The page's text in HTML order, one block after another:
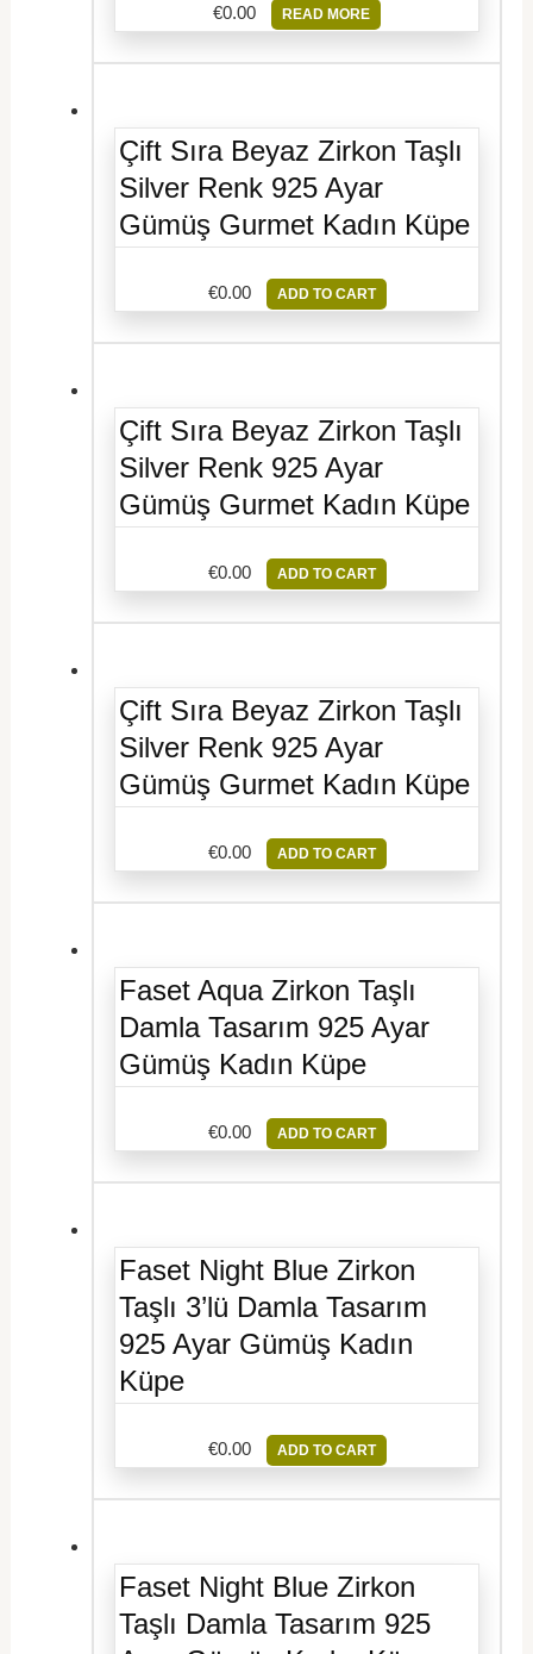
€0.00 READ MORE
Çift Sıra Beyaz Zirkon Taşlı
Silver Renk 925 Ayar
Gümüş Gurmet Kadın Küpe
€0.00 ADD TO CART
Çift Sıra Beyaz Zirkon Taşlı
Silver Renk 925 Ayar
Gümüş Gurmet Kadın Küpe
€0.00 ADD TO CART
Çift Sıra Beyaz Zirkon Taşlı
Silver Renk 925 Ayar
Gümüş Gurmet Kadın Küpe
€0.00 ADD TO CART
Faset Aqua Zirkon Taşlı
Damla Tasarım 925 Ayar
Gümüş Kadın Küpe
€0.00 ADD TO CART
Faset Night Blue Zirkon
Taşlı 3’lü Damla Tasarım
925 Ayar Gümüş Kadın
Küpe
€0.00 ADD TO CART
Faset Night Blue Zirkon
Taşlı Damla Tasarım 925